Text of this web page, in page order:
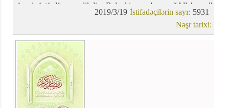
xüsusi üstünlüyə malikdir. Belə ki, rəcəb ayı “Allah ayı”,
şaban ayı “Peyğəmbər ayı”, ramazan ayı isə “Ümmətin ayı”
adlanmışdır. Rəcəb ayı “haram aylar”dan biridir. Bu aylarda
(haram aylarda) cinayətlərin diyəsi daha ağır olur. Rəcəb
ayında – hətta ayın bir gününü - oruc tutmağın böyük
savabları barədə nəql olunmuş saysız hədislərdən aydın olur
ki, bu ay ibadət və özünüislah ayıdır.
5931
İstifadəçilərin sayı:
2019/3/19
Nəşr tarixi: